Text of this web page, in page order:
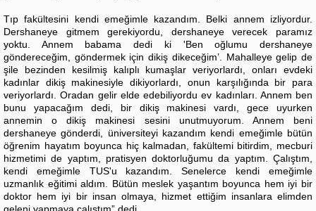
Tıp fakültesini kendi emeğimle kazandım. Belki annem izliyordur.
Dershaneye gitmem gerekiyordu, dershaneye verecek paramız
yoktu. Annem babama dedi ki 'Ben oğlumu dershaneye
göndereceğim, göndermek için dikiş dikeceğim’. Mahalleye gelip de
şile bezinden kesilmiş kalıplı kumaşlar veriyorlardı, onları evdeki
kadınlar dikiş makinesiyle dikiyorlardı, onun karşılığında bir para
veriyorlardı. Oradan gelir elde edebiliyordu ev kadınları. Annem ben
bunu yapacağım dedi, bir dikiş makinesi vardı, gece uyurken
annemin o dikiş makinesi sesini unutmuyorum. Annem beni
dershaneye gönderdi, üniversiteyi kazandım kendi emeğimle bütün
öğrenim hayatım boyunca hiç kalmadan, fakültemi bitirdim, mecburi
hizmetimi de yaptım, pratisyen doktorluğumu da yaptım. Çalıştım,
kendi emeğimle TUS'u kazandım. Senelerce kendi emeğimle
uzmanlık eğitimi aldım. Bütün meslek yaşantım boyunca hem iyi bir
doktor hem iyi bir insan olmaya, hizmet ettiğim insanlara elimden
geleni yapmaya çalıştım” dedi.